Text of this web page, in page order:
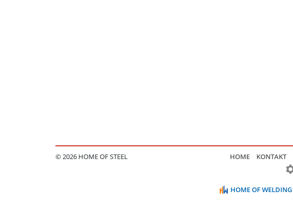
© 2026 HOME OF STEEL HOME KONTAKT
HOME OF WELDING